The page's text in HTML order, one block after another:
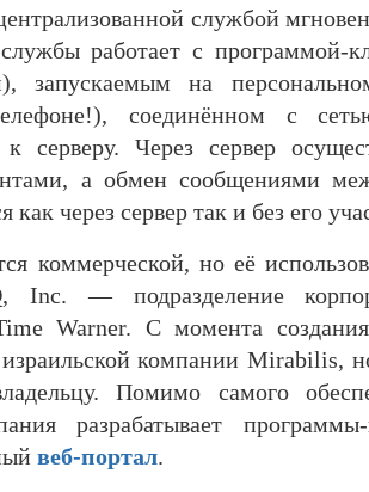
службой
службы работает с программой-
запускаемым на
соединённом с
к серверу. Через сервер
а обмен сообщениями
как через сервер так и без его
коммерческой, но её
Inc. — подразделение
Warner. С момента
израильской компании Mirabilis,
Помимо самого
разрабатывает
веб-портал.